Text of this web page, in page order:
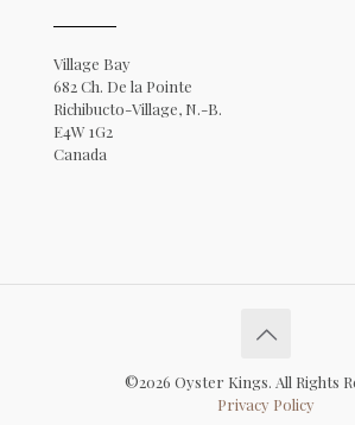
Village Bay
682 Ch. De la Pointe
Richibucto-Village, N.-B.
E4W 1G2
Canada
©2026 Oyster Kings. All Rights
Privacy Policy